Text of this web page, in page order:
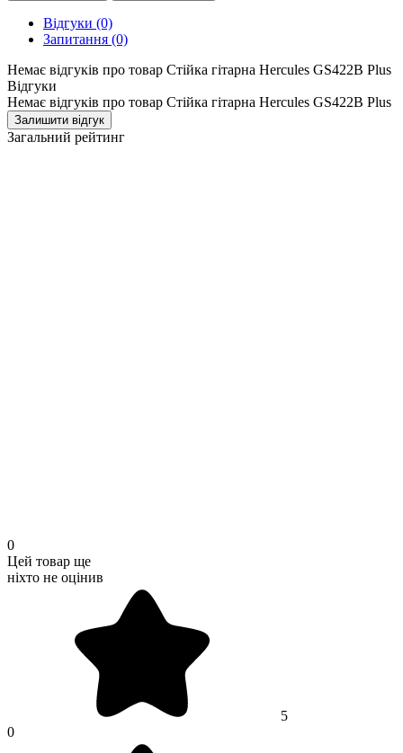
Відгуки (0)
Запитання (0)
Немає відгуків про товар Стійка гітарна Hercules GS422B Plus
Відгуки
Немає відгуків про товар Стійка гітарна Hercules GS422B Plus
Залишити відгук
Загальний рейтинг
0
Цей товар ще
ніхто не оцінив
5
0